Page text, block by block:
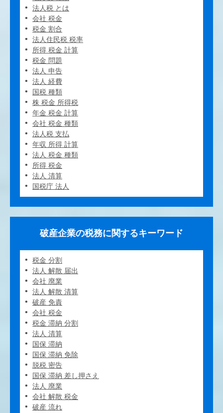
法人税 とは
会社 税金
税金 割合
法人住民税 税率
所得 税金 計算
税金 問題
法人 申告
法人 経費
国税 種類
株 税金 所得税
年金 税金 計算
会社 税金 種類
法人税 支払
年収 所得 計算
法人 税金 種類
所得 税金
法人 清算
国税庁 法人
破産企業の税務に関するキーワード
税金 分割
法人 解散 届出
会社 廃業
法人 解散 清算
破産 免責
会社 税金
税金 滞納 分割
法人 清算
国保 滞納
国保 滞納 免除
脱税 密告
国保 滞納 差し押さえ
法人 廃業
会社 解散 税金
破産 流れ